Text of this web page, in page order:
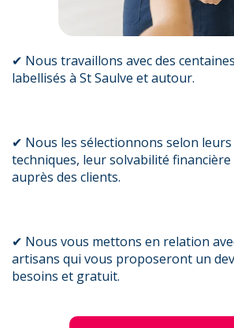
✔ Nous travaillons avec des
labellisés à St Saulve et autour.
✔ Nous les sélectionnons selon leurs
techniques, leur solvabilité
auprès des clients.
✔ Nous vous mettons en relation
artisans qui vous proposeront un
besoins et gratuit.